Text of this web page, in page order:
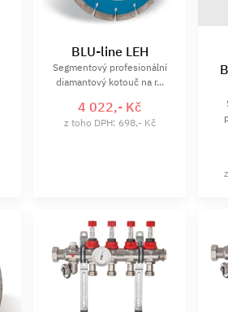
BLU-line LEH
Segmentový profesionální
diamantový kotouč na r...
4 022,- Kč
z toho DPH: 698,- Kč